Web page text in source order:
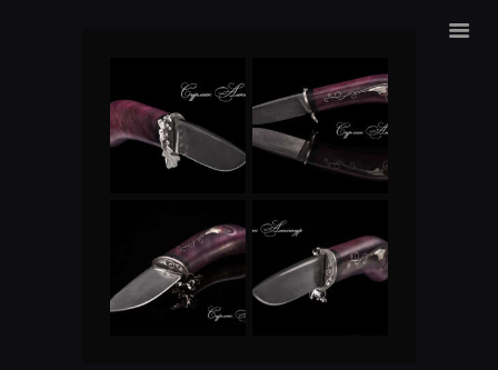
ALEXANDER SURMAK
ГЛАВНАЯ
ГРАВИРОВКА
КОНТАКТЫ
ЯЗЫК: